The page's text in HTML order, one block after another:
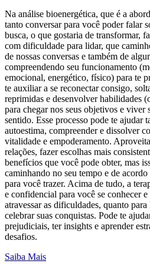
Na análise bioenergética, que é a
tanto conversar para você poder falar
busca, o que gostaria de transformar,
com dificuldade para lidar, que
de nossas conversas e também de
compreendendo seu funcionamento
emocional, energético, físico) para te
te auxiliar a se reconectar consigo,
reprimidas e desenvolver habilidades
para chegar nos seus objetivos e viver
sentido. Esse processo pode te ajudar
autoestima, compreender e dissolver
vitalidade e empoderamento.
relações, fazer escolhas mais
benefícios que você pode obter, mas
caminhando no seu tempo e de
para você trazer. Acima de tudo, a
e confidencial para você se conhecer
atravessar as dificuldades, quanto
celebrar suas conquistas. Pode te
prejudiciais, ter insights e aprender
desafios.
Saiba Mais